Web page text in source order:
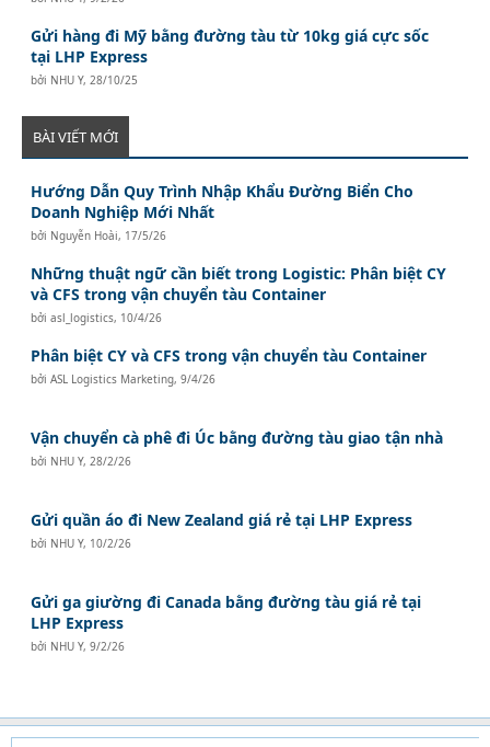
Gửi hàng đi Mỹ bằng đường tàu từ 10kg giá cực sốc
tại LHP Express
bởi NHU Y, 28/10/25
BÀI VIẾT MỚI
Hướng Dẫn Quy Trình Nhập Khẩu Đường Biển Cho
Doanh Nghiệp Mới Nhất
bởi Nguyễn Hoài, 17/5/26
Những thuật ngữ cần biết trong Logistic: Phân biệt CY
và CFS trong vận chuyển tàu Container
bởiasl_logistics, 10/4/26
Phân biệt CY và CFS trong vận chuyển tàu Container
bởiASL Logistics Marketing,9/4/26
Vận chuyển cà phê đi Úc bằng đường tàu giao tận nhà
bởi NHU Y, 28/2/26
Gửi quần áo đi New Zealand giá rẻ tại LHP Express
bởi NHU Y, 10/2/26
Gửi ga giường đi Canada bằng đường tàu giá rẻ tại
LHP Express
bởi NHU Y,9/2/26